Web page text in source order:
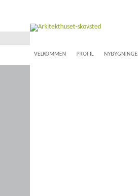
VELKOMMEN PROFIL